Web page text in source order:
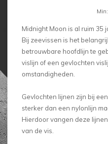
Midnight Moon is al ruim 35
Bij zeevissen is het
betrouwbare hoofdlijn te
vislijn of een gevlochten
omstandigheden.
Gevlochten lijnen zijn bij
sterker dan een nylonlijn
Hierdoor vangen deze
van de vis.